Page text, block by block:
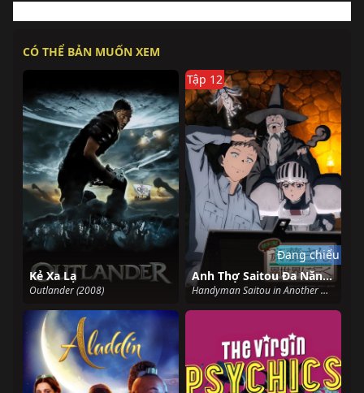
CÓ THỂ BẢN MUỐN XEM
Kẻ Xa Lạ
Outlander (2008)
Anh Thợ Saitou Đa Năng Ở Dị Giới
Handyman Saitou in Another World (2023)
Tập 12
Đang chiếu